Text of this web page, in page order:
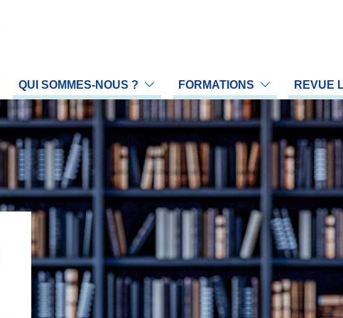
QUI SOMMES-NOUS ?
La profession
L'association
Organigramme
Bureau national
Collège scientifique
Commissions
FORMATIONS
Proposer une communication
Nos formations
Gestion du Handicap en formation
Calendrier des formations
REVUE
LA